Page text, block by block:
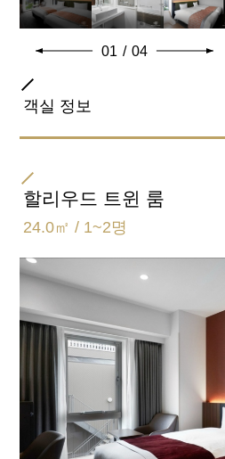
01 / 04
객실 정보
트윈
110cm×195cm 2대
욕실 유형
세퍼레이트 (욕실, 화장실 별도)
일반적인 객실 설비 · 용품
할리우드 트윈 룸
24.0㎡ / 1~2명